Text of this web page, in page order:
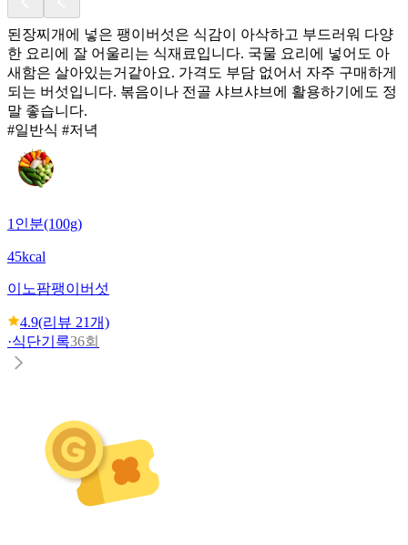
된장찌개에 넣은 팽이버섯은 식감이 아삭하고 부드러워 다양
한 요리에 잘 어울리는 식재료입니다. 국물 요리에 넣어도 아
새함은 살아있는거같아요. 가격도 부담 없어서 자주 구매하게
되는 버섯입니다. 볶음이나 전골 샤브샤브에 활용하기에도 정
말 좋습니다.
#일반식 #저녁
1인분(100g)
45kcal
이노팜팽이버섯
4.9(리뷰 21개)
·식단기록36회